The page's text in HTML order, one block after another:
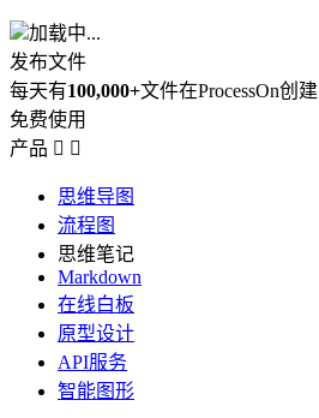
加载中...
发布文件
每天有100,000+文件在ProcessOn创建
免费使用
产品  
思维导图
流程图
思维笔记
Markdown
在线白板
原型设计
API服务
智能图形